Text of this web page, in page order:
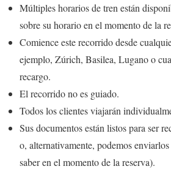
Múltiples horarios de tren están
sobre su horario en el momento de la
Comience este recorrido desde
ejemplo, Zúrich, Basilea, Lugano o
recargo.
El recorrido no es guiado.
Todos los clientes viajarán
Sus documentos están listos para ser
o, alternativamente, podemos
saber en el momento de la reserva).